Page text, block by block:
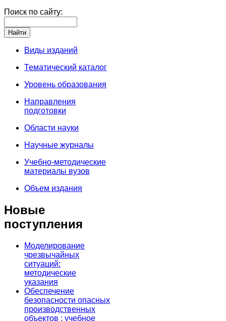
Поиск по сайту:
Виды изданий
Тематический каталог
Уровень образования
Направления
подготовки
Области науки
Научные журналы
Учебно-методические
материалы вузов
Объем издания
Новые
поступления
Моделирование
чрезвычайных
ситуаций:
методические
указания
Обеспечение
безопасности опасных
производственных
объектов : учебное